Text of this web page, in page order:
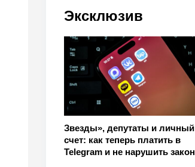
Эксклюзив
Звезды», депутаты и личный
счет: как теперь платить в
Telegram и не нарушить закон